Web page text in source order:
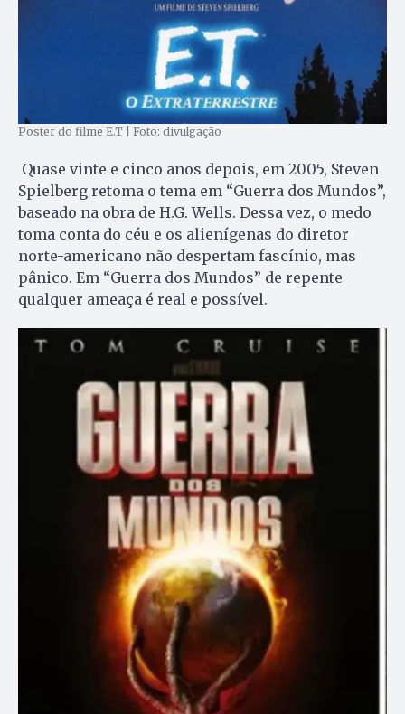
Poster do filme E.T | Foto: divulgação
Quase vinte e cinco anos depois, em 2005, Steven
Spielberg retoma o tema em “Guerra dos Mundos”,
baseado na obra de H.G. Wells. Dessa vez, o medo
toma conta do céu e os alienígenas do diretor
norte-americano não despertam fascínio, mas
pânico. Em “Guerra dos Mundos” de repente
qualquer ameaça é real e possível.